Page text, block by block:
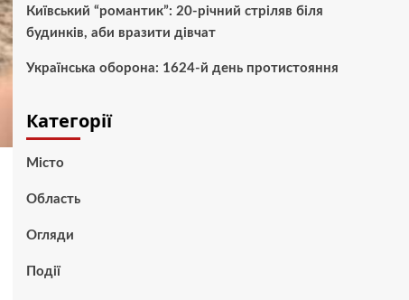
Київський “романтик”: 20-річний стріляв біля
будинків, аби вразити дівчат
Українська оборона: 1624-й день протистояння
Категорії
Місто
Область
Огляди
Події